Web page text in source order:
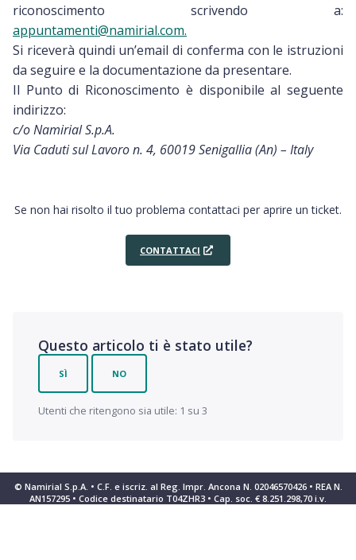
riconoscimento scrivendo a:
appuntamenti@namirial.com.
Si riceverà quindi un’email di conferma con le istruzioni
da seguire e la documentazione da presentare.
Il Punto di Riconoscimento è disponibile al seguente
indirizzo:
c/o Namirial S.p.A.
Via Caduti sul Lavoro n. 4, 60019 Senigallia (An) – Italy
Se non hai risolto il tuo problema contattaci per aprire un ticket.
CONTATTACI
Questo articolo ti è stato utile?
SÌ NO
Utenti che ritengono sia utile: 1 su 3
© Namirial S.p.A. • C.F. e iscriz. al Reg. Impr. Ancona N. 02046570426 • REA N.
AN157295 • Codice destinatario T04ZHR3 • Cap. soc. € 8.251.298,70 i.v.